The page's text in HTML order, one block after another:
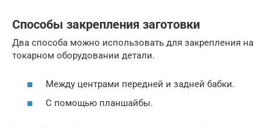
Способы закрепления заготовки
Два способа можно использовать для закрепления на
токарном оборудовании детали.
Между центрами передней и задней бабки.
С помощью планшайбы.